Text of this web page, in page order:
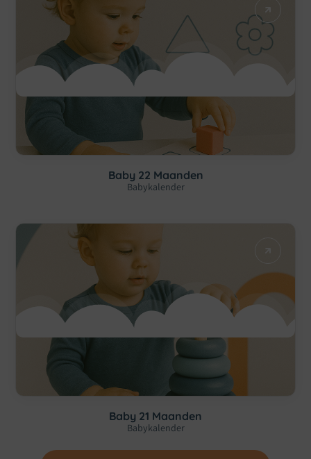
Baby 22 Maanden
Babykalender
Baby 21 Maanden
Babykalender